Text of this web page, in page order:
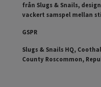
från Slugs & Snails,
vackert samspel mellan
GSPR
Slugs & Snails HQ,
County Roscommon,